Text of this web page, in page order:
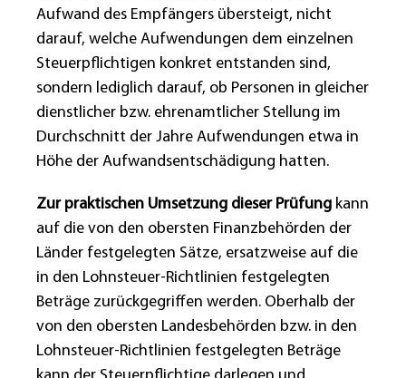
Aufwand des Empfängers übersteigt, nicht
darauf, welche Aufwendungen dem einzelnen
Steuerpflichtigen konkret entstanden sind,
sondern lediglich darauf, ob Personen in gleicher
dienstlicher bzw. ehrenamtlicher Stellung im
Durchschnitt der Jahre Aufwendungen etwa in
Höhe der Aufwandsentschädigung hatten.
Zur praktischen Umsetzung dieser Prüfung kann
auf die von den obersten Finanzbehörden der
Länder festgelegten Sätze, ersatzweise auf die
in den Lohnsteuer-Richtlinien festgelegten
Beträge zurückgegriffen werden. Oberhalb der
von den obersten Landesbehörden bzw. in den
Lohnsteuer-Richtlinien festgelegten Beträge